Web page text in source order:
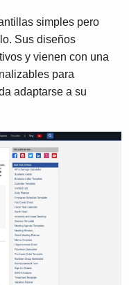
simples pero
Sus diseños
y vienen con una
para
adaptarse a su